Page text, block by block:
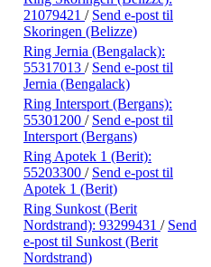
21079421 / Send e-post til
Skoringen (Belizze)
Ring Jernia (Bengalack):
55317013 / Send e-post til
Jernia (Bengalack)
Ring Intersport (Bergans):
55301200 / Send e-post til
Intersport (Bergans)
Ring Apotek 1 (Berit):
55203300 / Send e-post til
Apotek 1 (Berit)
Ring Sunkost (Berit
Nordstrand): 93299431 / Send
e-post til Sunkost (Berit
Nordstrand)